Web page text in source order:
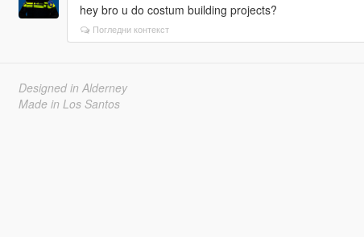
hey bro u do costum building projects?
Погледни контекст
Designed in Alderney
Made in Los Santos